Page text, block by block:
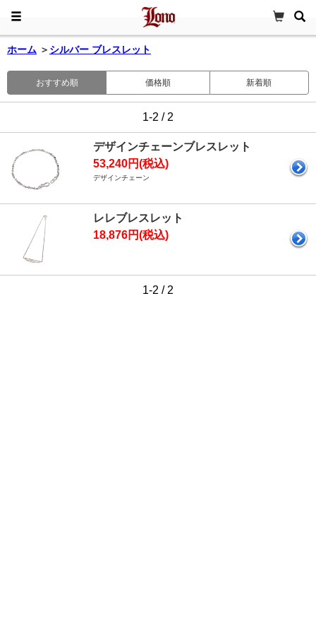
ホーム ＞ シルバー ブレスレット
おすすめ順 価格順 新着順
1-2 / 2
デザインチェーンブレスレット
53,240円(税込)
デザインチェーン
レレブレスレット
18,876円(税込)
1-2 / 2